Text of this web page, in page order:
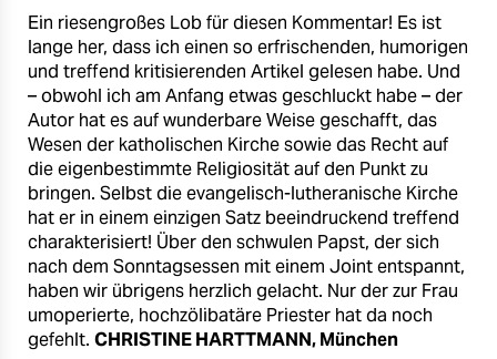
verlag
verlag
veranstaltungen
shop
fragen & hilfe
unterstützen
abo
genossenschaft
Ein riesengroßes Lob für diesen Kommentar! Es ist
lange her, dass ich einen so erfrischenden, humorigen
und treffend kritisierenden Artikel gelesen habe. Und
– obwohl ich am Anfang etwas geschluckt habe – der
Autor hat es auf wunderbare Weise geschafft, das
Wesen der katholischen Kirche sowie das Recht auf
die eigenbestimmte Religiosität auf den Punkt zu
bringen. Selbst die evangelisch-lutheranische Kirche
hat er in einem einzigen Satz beeindruckend treffend
charakterisiert! Über den schwulen Papst, der sich
nach dem Sonntagsessen mit einem Joint entspannt,
haben wir übrigens herzlich gelacht. Nur der zur Frau
umoperierte, hochzölibatäre Priester hat da noch
gefehlt. CHRISTINE HARTTMANN, München